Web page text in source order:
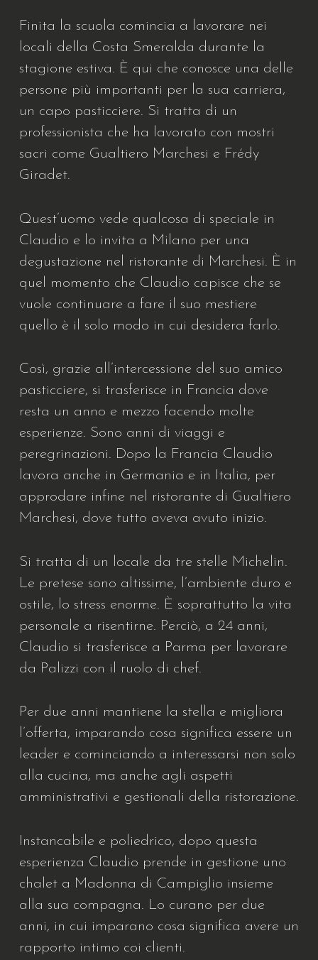
Finita la scuola comincia a lavorare nei
locali della Costa Smeralda durante la
stagione estiva. È qui che conosce una delle
persone più importanti per la sua carriera,
un capo pasticciere. Si tratta di un
professionista che ha lavorato con mostri
sacri come Gualtiero Marchesi e Frédy
Giradet.
Quest’uomo vede qualcosa di speciale in
Claudio e lo invita a Milano per una
degustazione nel ristorante di Marchesi. È in
quel momento che Claudio capisce che se
vuole continuare a fare il suo mestiere
quello è il solo modo in cui desidera farlo.
Così, grazie all’intercessione del suo amico
pasticciere, si trasferisce in Francia dove
resta un anno e mezzo facendo molte
esperienze. Sono anni di viaggi e
peregrinazioni. Dopo la Francia Claudio
lavora anche in Germania e in Italia, per
approdare infine nel ristorante di Gualtiero
Marchesi, dove tutto aveva avuto inizio.
Si tratta di un locale da tre stelle Michelin.
Le pretese sono altissime, l’ambiente duro e
ostile, lo stress enorme. È soprattutto la vita
personale a risentirne. Perciò, a 24 anni,
Claudio si trasferisce a Parma per lavorare
da Palizzi con il ruolo di chef.
Per due anni mantiene la stella e migliora
l’offerta, imparando cosa significa essere un
leader e cominciando a interessarsi non solo
alla cucina, ma anche agli aspetti
amministrativi e gestionali della ristorazione.
Instancabile e poliedrico, dopo questa
esperienza Claudio prende in gestione uno
chalet a Madonna di Campiglio insieme
alla sua compagna. Lo curano per due
anni, in cui imparano cosa significa avere un
rapporto intimo coi clienti.